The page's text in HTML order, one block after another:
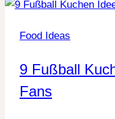
–
fluffig
Food Ideas
9 Fußball
Fans